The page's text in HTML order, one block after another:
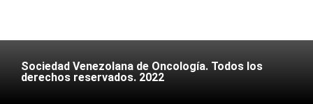
Sociedad Venezolana de Oncología. Todos los
derechos reservados. 2022